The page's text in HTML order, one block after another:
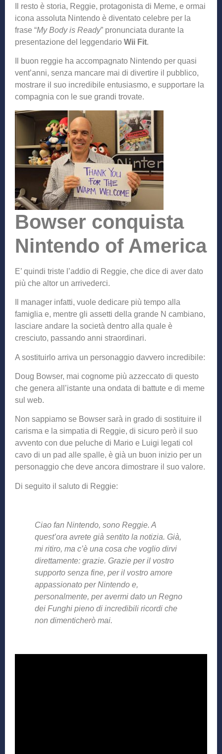
Il resto è storia, Reggie, protagonista di Meme, e ormai
icona assoluta Nintendo è diventato celebre per la
frase “My Body is Ready” pronunciata durante la
presentazione del leggendario Wii Fit.
Il buon reggie ha accompagnato Nintendo per quasi
vent’anni, senza mancare mai di divertire il pubblico,
mostrare il suo incredibile entusiasmo, e supportare la
compagnia con le sue grandi trovate.
Bowser conquista
Nintendo of America
E’ quindi triste l’addio di Reggie, che dice di aver dato
più che altor un arrivederci.
Il manager infatti, vuole dedicare più tempo alla
famiglia e, mentre gli assetti della grande N cambiano,
lasciare andare la società dentro alla quale è
cresciuto, passando anni straordinari.
A sostituirlo arriva un personaggio davvero incredibile:
Doug Bowser, mai cognome più azzeccato di questo
che genera all’istante una ondata di battute e di meme
sul web.
Non sappiamo se Bowser sarà in grado di sostituire il
carisma e la simpatia di Reggie, di sicuro però il suo
avvento con due peluche di Mario e Luigi legati col
cavo di un pad alle spalle, è già un buon inizio per un
personaggio che deve ancora dimostrare il suo valore.
Di seguito il saluto di Reggie:
Ciao fan Nintendo, sono Reggie. A
quest’ora avrete già sentito la notizia. Già,
mi ritiro, ma c’è una cosa che voglio dirvi
direttamente: grazie. Grazie per il vostro
supporto senza fine, per il vostro amore
appassionato per Nintendo e,
personalmente, per avermi dato un Regno
dei Funghi pieno di incredibili ricordi che
non dimenticherò mai.